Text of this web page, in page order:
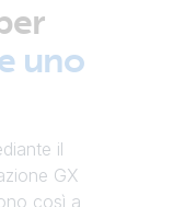
uno
il
GX
così a